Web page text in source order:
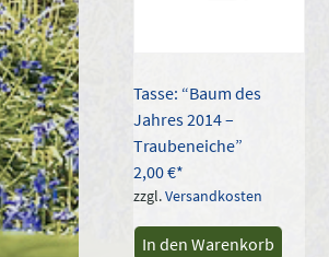
Tasse: “Baum des
Jahres 2014 –
Traubeneiche”
2,00€
zzgl.Versandkosten
In den Warenkorb